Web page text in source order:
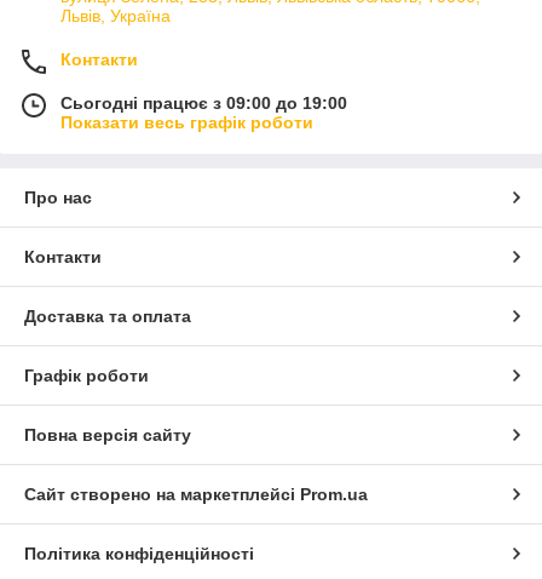
Львів, Україна
Контакти
Сьогодні працює з 09:00 до 19:00
Показати весь графік роботи
Про нас
Контакти
Доставка та оплата
Графік роботи
Повна версія сайту
Сайт створено на маркетплейсі Prom.ua
Політика конфіденційності